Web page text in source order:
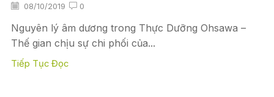
08/10/2019 0
Nguyên lý âm dương trong Thực Dưỡng Ohsawa –
Thế gian chịu sự chi phối của...
Tiếp Tục Đọc